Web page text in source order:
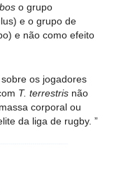
o grupo
e o grupo de
e não como efeito
os jogadores
T. terrestris não
corporal ou
da liga de rugby. ”